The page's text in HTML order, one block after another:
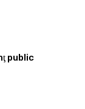
public